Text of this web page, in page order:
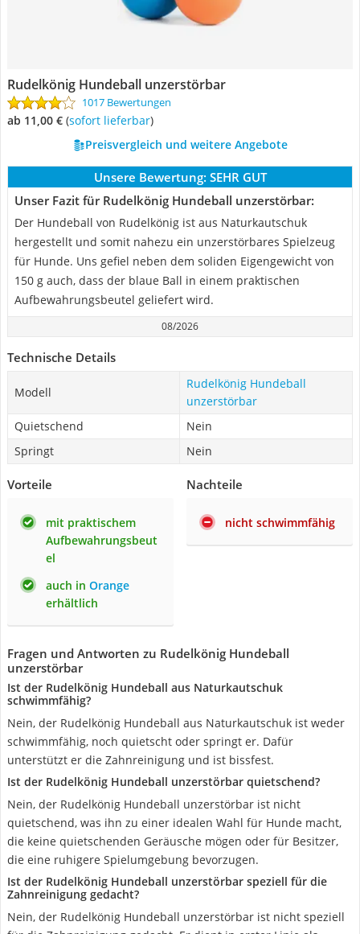
Rudelkönig Hundeball unzerstörbar
1017 Bewertungen
ab 11,00 € ( Sofort lieferbar)
Preisvergleich und weitere Angebote
Unsere Bewertung: SEHR GUT
Unser Fazit für Rudelkönig Hundeball unzerstörbar:
Der Hundeball von Rudelkönig ist aus Naturkautschuk
hergestellt und somit nahezu ein unzerstörbares Spielzeug
für Hunde. Uns gefiel neben dem soliden Eigengewicht von
150 g auch, dass der blaue Ball in einem praktischen
Aufbewahrungsbeutel geliefert wird.
08/2026
Technische Details
Modell
Rudelkönig Hundeball
unzerstörbar
Quietschend
Nein
Springt
Nein
Vorteile
mit praktischem
Aufbewahrungsbeut
el
auch in Orange
erhältlich
Nachteile
nicht schwimmfähig
Fragen und Antworten zu Rudelkönig Hundeball
unzerstörbar
Ist der Rudelkönig Hundeball aus Naturkautschuk
schwimmfähig?
Nein, der Rudelkönig Hundeball aus Naturkautschuk ist weder
schwimmfähig, noch quietscht oder springt er. Dafür
unterstützt er die Zahnreinigung und ist bissfest.
Ist der Rudelkönig Hundeball unzerstörbar quietschend?
Nein, der Rudelkönig Hundeball unzerstörbar ist nicht
quietschend, was ihn zu einer idealen Wahl für Hunde macht,
die keine quietschenden Geräusche mögen oder für Besitzer,
die eine ruhigere Spielumgebung bevorzugen.
Ist der Rudelkönig Hundeball unzerstörbar speziell für die
Zahnreinigung gedacht?
Nein, der Rudelkönig Hundeball unzerstörbar ist nicht speziell